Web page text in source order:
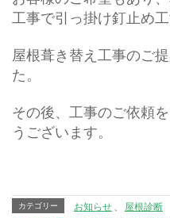
工事で引っ掛け釘止め
屋根葺き替え工事のご
た。
その後、工事のご依頼
うございます。
カテゴリー お知らせ 、 屋根診断